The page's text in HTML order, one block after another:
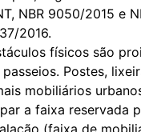
NBR 9050/2015 e
2016.
físicos são
passeios. Postes,
mobiliários
a faixa reservada